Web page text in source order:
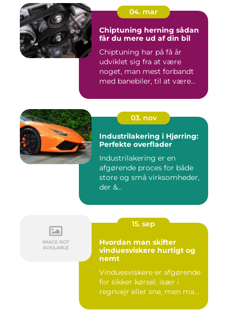
04. mar
Chiptuning herning sådan
får du mere ud af din bil
Chiptuning har på få år
udviklet sig fra at være
noget, man mest forbandt
med banebiler, til at være...
03. nov
Industrilakering i Hjørring:
Perfekte overflader
Industrilakering er en
afgørende proces for både
store og små virksomheder,
der &...
15. sep
Hvordan man skifter
vinduesviskere hurtigt og
nemt
Vinduesviskere er afgørende
for sikker kørsel, især i
regnvejr eller sne, men ma...